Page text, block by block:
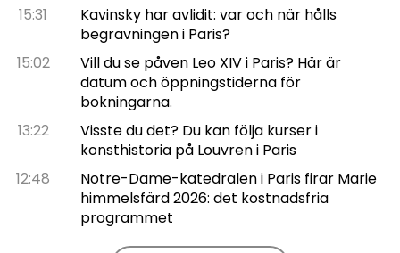
15:31
Kavinsky har avlidit: var och när hålls
begravningen i Paris?
15:02
Vill du se påven Leo XIV i Paris? Här är
datum och öppningstiderna för
bokningarna.
13:22
Visste du det? Du kan följa kurser i
konsthistoria på Louvren i Paris
12:48
Notre-Dame-katedralen i Paris firar Marie
himmelsfärd 2026: det kostnadsfria
programmet